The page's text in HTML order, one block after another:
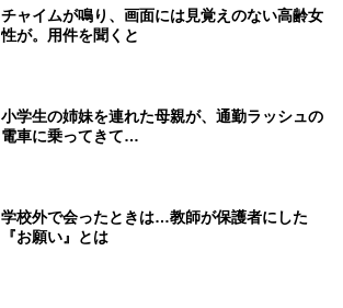
チャイムが鳴り、画面には見覚えのない高齢女
性が。用件を聞くと
小学生の姉妹を連れた母親が、通勤ラッシュの
電車に乗ってきて…
学校外で会ったときは…教師が保護者にした
『お願い』とは